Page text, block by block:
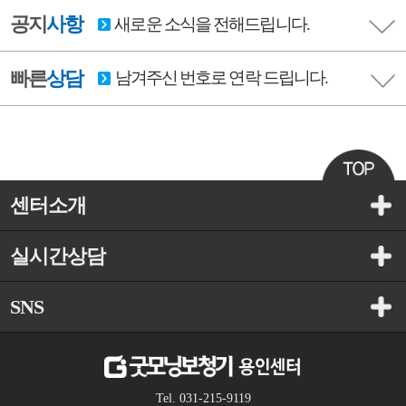
공지사항 새로운 소식을 전해드립니다.
빠른상담 남겨주신 번호로 연락 드립니다.
센터소개
실시간상담
SNS
Tel. 031-215-9119